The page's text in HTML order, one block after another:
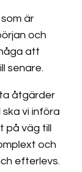
är
och
att
senare.
åtgärder
vi införa
på väg till
och
efterlevs.